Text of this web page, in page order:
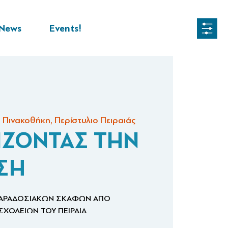
Events!
Περίστυλιο Πειραιάς
ΤΗΝ
ΣΚΑΦΩΝ ΑΠΟ
ΤΟΥ ΠΕΙΡΑΙΑ